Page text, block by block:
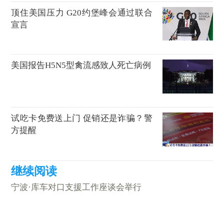
顶住美国压力 G20约堡峰会通过联合
宣言
美国报告H5N5型禽流感致人死亡病例
试吃卡免费送上门 促销还是诈骗？警
方提醒
宁波·库车对口支援工作座谈会举行